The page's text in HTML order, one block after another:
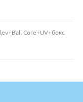
Core+UV+бокс